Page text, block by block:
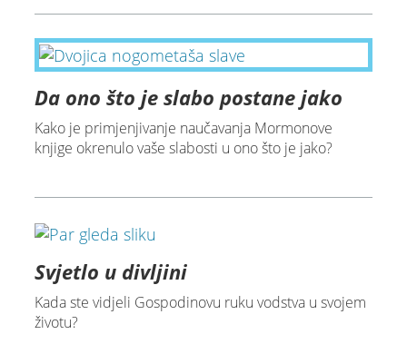
Da ono što je slabo postane jako
Kako je primjenjivanje naučavanja Mormonove
knjige okrenulo vaše slabosti u ono što je jako?
Svjetlo u divljini
Kada ste vidjeli Gospodinovu ruku vodstva u svojem
životu?